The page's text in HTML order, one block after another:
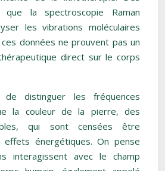
que la spectroscopie Raman
les vibrations moléculaires
données ne prouvent pas un
direct sur le corps
distinguer les fréquences
la couleur de la pierre, des
qui sont censées être
effets énergétiques. On pense
interagissent avec le champ